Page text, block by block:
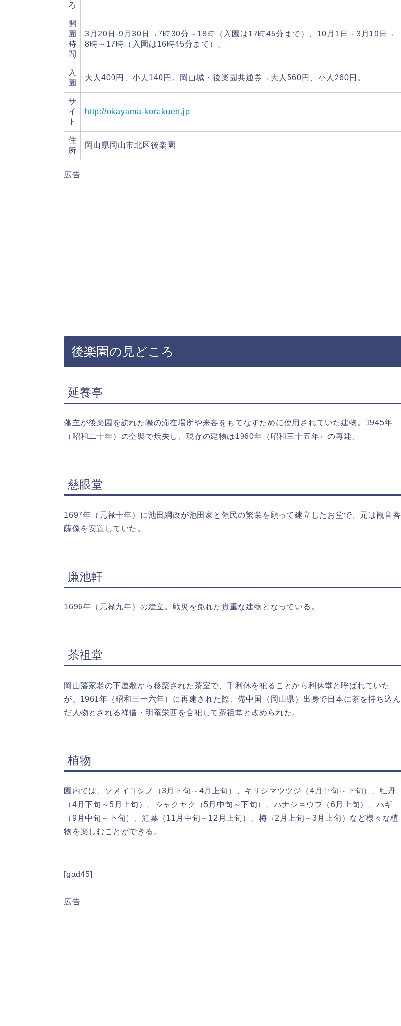
ろ
開
園
時
間
3月20日-9月30日→7時30分～18時（入園は17時45分まで）、10月1日～3月19日→
8時～17時（入園は16時45分まで）。
入
園
大人400円、小人140円。岡山城・後楽園共通券→大人560円、小人260円。
サ
イ
ト
http://okayama-korakuen.jp
住
所
岡山県岡山市北区後楽園
広告
後楽園の見どころ
延養亭
藩主が後楽園を訪れた際の滞在場所や来客をもてなすために使用されていた建物。1945年
（昭和二十年）の空襲で焼失し、現存の建物は1960年（昭和三十五年）の再建。
慈眼堂
1697年（元禄十年）に池田綱政が池田家と領民の繁栄を願って建立したお堂で、元は観音菩
薩像を安置していた。
廉池軒
1696年（元禄九年）の建立。戦災を免れた貴重な建物となっている。
茶祖堂
岡山藩家老の下屋敷から移築された茶室で、千利休を祀ることから利休堂と呼ばれていた
が、1961年（昭和三十六年）に再建された際、備中国（岡山県）出身で日本に茶を持ち込ん
だ人物とされる禅僧・明菴栄西を合祀して茶祖堂と改められた。
植物
園内では、ソメイヨシノ（3月下旬～4月上旬）、キリシマツツジ（4月中旬～下旬）、牡丹
（4月下旬～5月上旬）、シャクヤク（5月中旬～下旬）、ハナショウブ（6月上旬）、ハギ
（9月中旬～下旬）、紅葉（11月中旬～12月上旬）、梅（2月上旬～3月上旬）など様々な植
物を楽しむことができる。
[gad45]
広告